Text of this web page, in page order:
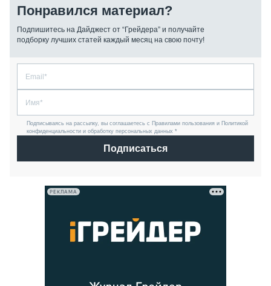
Понравился материал?
Подпишитесь на Дайджест от “Грейдера” и получайте
подборку лучших статей каждый месяц на свою почту!
Подписываясь на рассылку, вы соглашаетесь с Правилами пользования и Политикой
конфиденциальности и обработку персональных данных *
Подписаться
РЕКЛАМА